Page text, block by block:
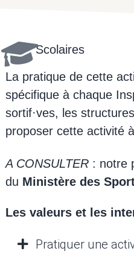
Scolaires
La pratique de cette
spécifique à chaque
sortif·ves, les
proposer cette activité
A CONSULTER: notre
du Ministère des
Les valeurs et les
Pratiquer une